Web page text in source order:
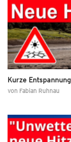
Kurze
von Fabian Ruhnau